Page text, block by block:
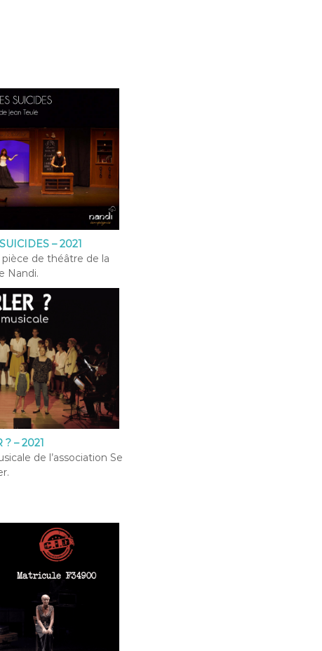
– 2021
de théâtre de la
Nandi.
? – 2021
de l’association Se